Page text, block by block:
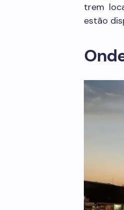
trem
estão